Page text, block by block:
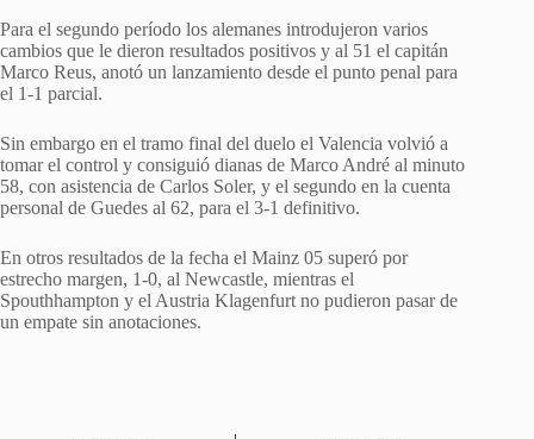
Para el segundo período los alemanes introdujeron varios
cambios que le dieron resultados positivos y al 51 el capitán
Marco Reus, anotó un lanzamiento desde el punto penal para
el 1-1 parcial.
Sin embargo en el tramo final del duelo el Valencia volvió a
tomar el control y consiguió dianas de Marco André al minuto
58, con asistencia de Carlos Soler, y el segundo en la cuenta
personal de Guedes al 62, para el 3-1 definitivo.
En otros resultados de la fecha el Mainz 05 superó por
estrecho margen, 1-0, al Newcastle, mientras el
Spouthhampton y el Austria Klagenfurt no pudieron pasar de
un empate sin anotaciones.